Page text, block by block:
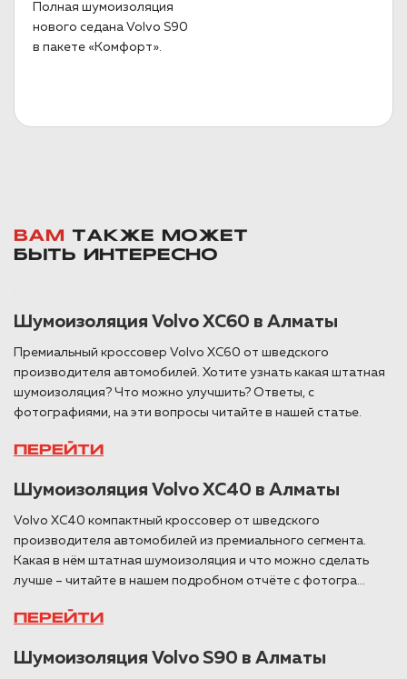
Полная шумоизоляция
нового седана Volvo S90
в пакете «Комфорт».
ВАМ
ТАКЖЕ МОЖЕТ
БЫТЬ ИНТЕРЕСНО
Шумоизоляция Volvo XC60 в Алматы
Премиальный кроссовер Volvo XC60 от шведского
производителя автомобилей. Хотите узнать какая штатная
шумоизоляция? Что можно улучшить? Ответы, с
фотографиями, на эти вопросы читайте в нашей статье.
ПЕРЕЙТИ
Шумоизоляция Volvo XC40 в Алматы
Volvo XC40 компактный кроссовер от шведского
производителя автомобилей из премиального сегмента.
Какая в нём штатная шумоизоляция и что можно сделать
лучше – читайте в нашем подробном отчёте с фотогра...
ПЕРЕЙТИ
Шумоизоляция Volvo S90 в Алматы